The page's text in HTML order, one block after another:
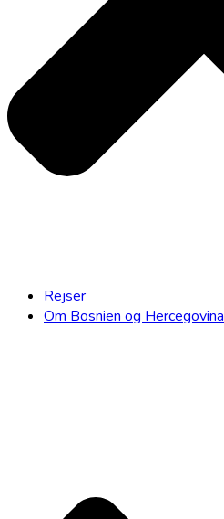
Rejser
Om Bosnien og Hercegovina